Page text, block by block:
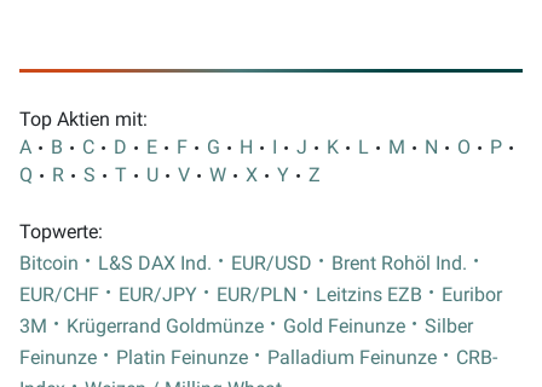
Top Aktien mit:
A
B C D E F G H I J K L M N O
P
Q
R S T U V W X Y Z
Topwerte:
Bitcoin
L&S DAX Ind. EUR/USD
Brent Rohöl Ind.
EUR/CHF
EUR/JPY EUR/PLN Leitzins EZB
Euribor
3M
Krügerrand Goldmünze Gold Feinunze
Silber
Feinunze
Platin Feinunze Palladium Feinunze
CRB-